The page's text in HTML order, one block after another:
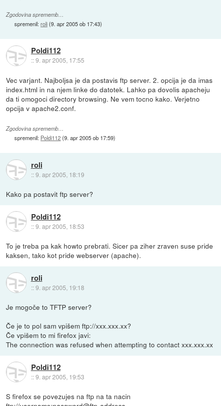
Zgodovina sprememb…
spremenil:roli(9. apr 2005 ob 17:43)
Poldi112
::9. apr 2005, 17:55
Vec varjant. Najboljsa je da postavis ftp server. 2. opcija je da imas
index.html in na njem linke do datotek. Lahko pa dovolis apacheju
da ti omogoci directory browsing. Ne vem tocno kako. Verjetno
opcija v apache2.conf.
Zgodovina sprememb…
spremenil: Poldi112(9. apr 2005 ob 17:59)
roli
::9. apr 2005, 18:19
Kako pa postavit ftp server?
Poldi112
::9. apr 2005, 18:53
To je treba pa kak howto prebrati. Sicer pa ziher zraven suse pride
kaksen, tako kot pride webserver (apache).
roli
::9. apr 2005, 19:18
Je mogoče to TFTP server?
Če je to pol sam vpišem ftp://xxx.xxx.xx?
Če vpišem to mi firefox javi:
The connection was refused when attempting to contact xxx.xxx.xx
Poldi112
::9. apr 2005, 19:53
S firefox se povezujes na ftp na ta nacin